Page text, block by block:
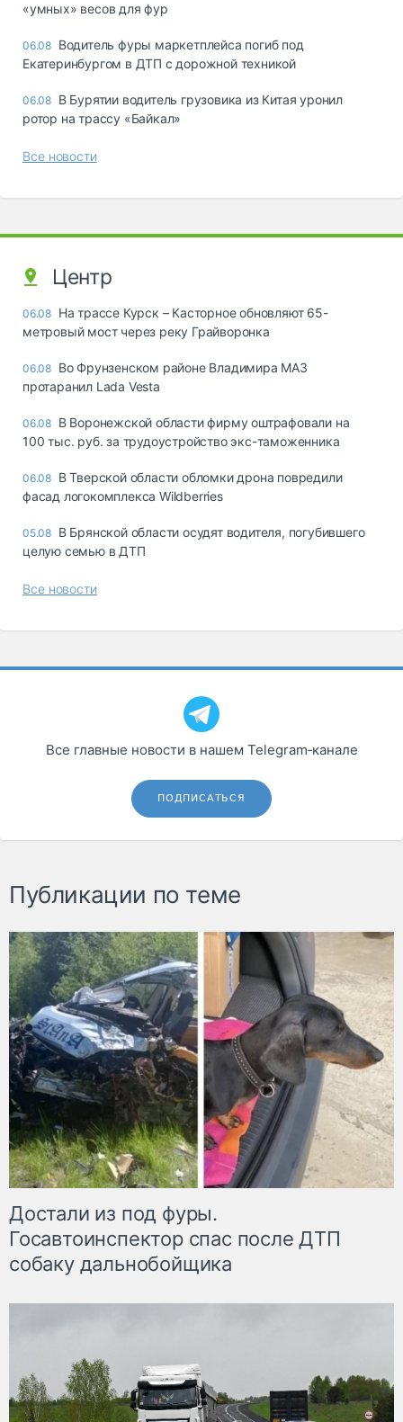
«yмныx» вecoв для фyp
06.08 Водитель фуры маркетплейса погиб под
Екатеринбургом в ДТП с дорожной техникой
06.08 В Бурятии водитель грузовика из Китая уронил
ротор на трассу «Байкал»
Все новости
Центр
06.08 На трассе Курск – Касторное обновляют 65-
метровый мост через реку Грайворонка
06.08 Во Фрунзенском районе Владимира МАЗ
протаранил Lada Vesta
06.08 В Воронежской области фирму оштрафовали на
100 тыс. руб. за трудоустройство экс-таможенника
06.08 В Тверской области обломки дрона повредили
фасад логокомплекса Wildberries
05.08 В Брянской области осудят водителя, погубившего
целую семью в ДТП
Все новости
Все главные новости в нашем Telegram‑канале
ПОДПИСАТЬСЯ
Публикации по теме
Достали из под фуры.
Госавтоинспектор спас после ДТП
собаку дальнобойщика